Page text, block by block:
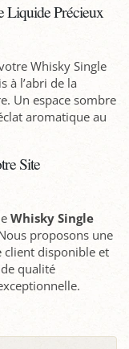
Liquide Précieux
Whisky Single
à l’abri de la
Un espace sombre
aromatique au
Site
Whisky Single
proposons une
client disponible et
qualité